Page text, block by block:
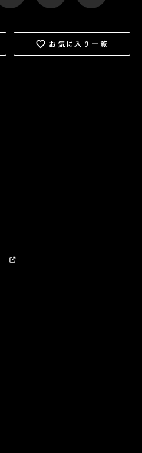
お気に入り一覧